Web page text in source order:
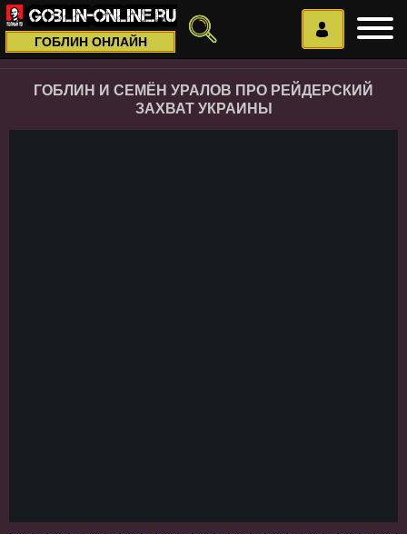
ГОБЛИН ОНЛАЙН
ГОБЛИН И СЕМЁН УРАЛОВ ПРО РЕЙДЕРСКИЙ
ЗАХВАТ УКРАИНЫ